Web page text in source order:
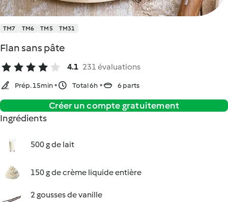
TM7 TM6 TM5 TM31
Flan sans pâte
4.1 231 évaluations
Prép. 15min Total 6h 6 parts
Créer un compte gratuitement
Ingrédients
500 g de lait
150 g de crème liquide entière
2 gousses de vanille